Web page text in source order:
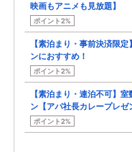
映画もアニメも見放題】
ポイント2%
【素泊まり・事前決済限
ンにおすすめ！
ポイント2%
【素泊まり・連泊不可】
ン【アパ社長カレープレゼ
ポイント2%